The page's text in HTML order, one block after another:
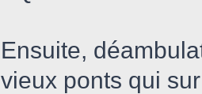
Ensuite,
vieux ponts qui